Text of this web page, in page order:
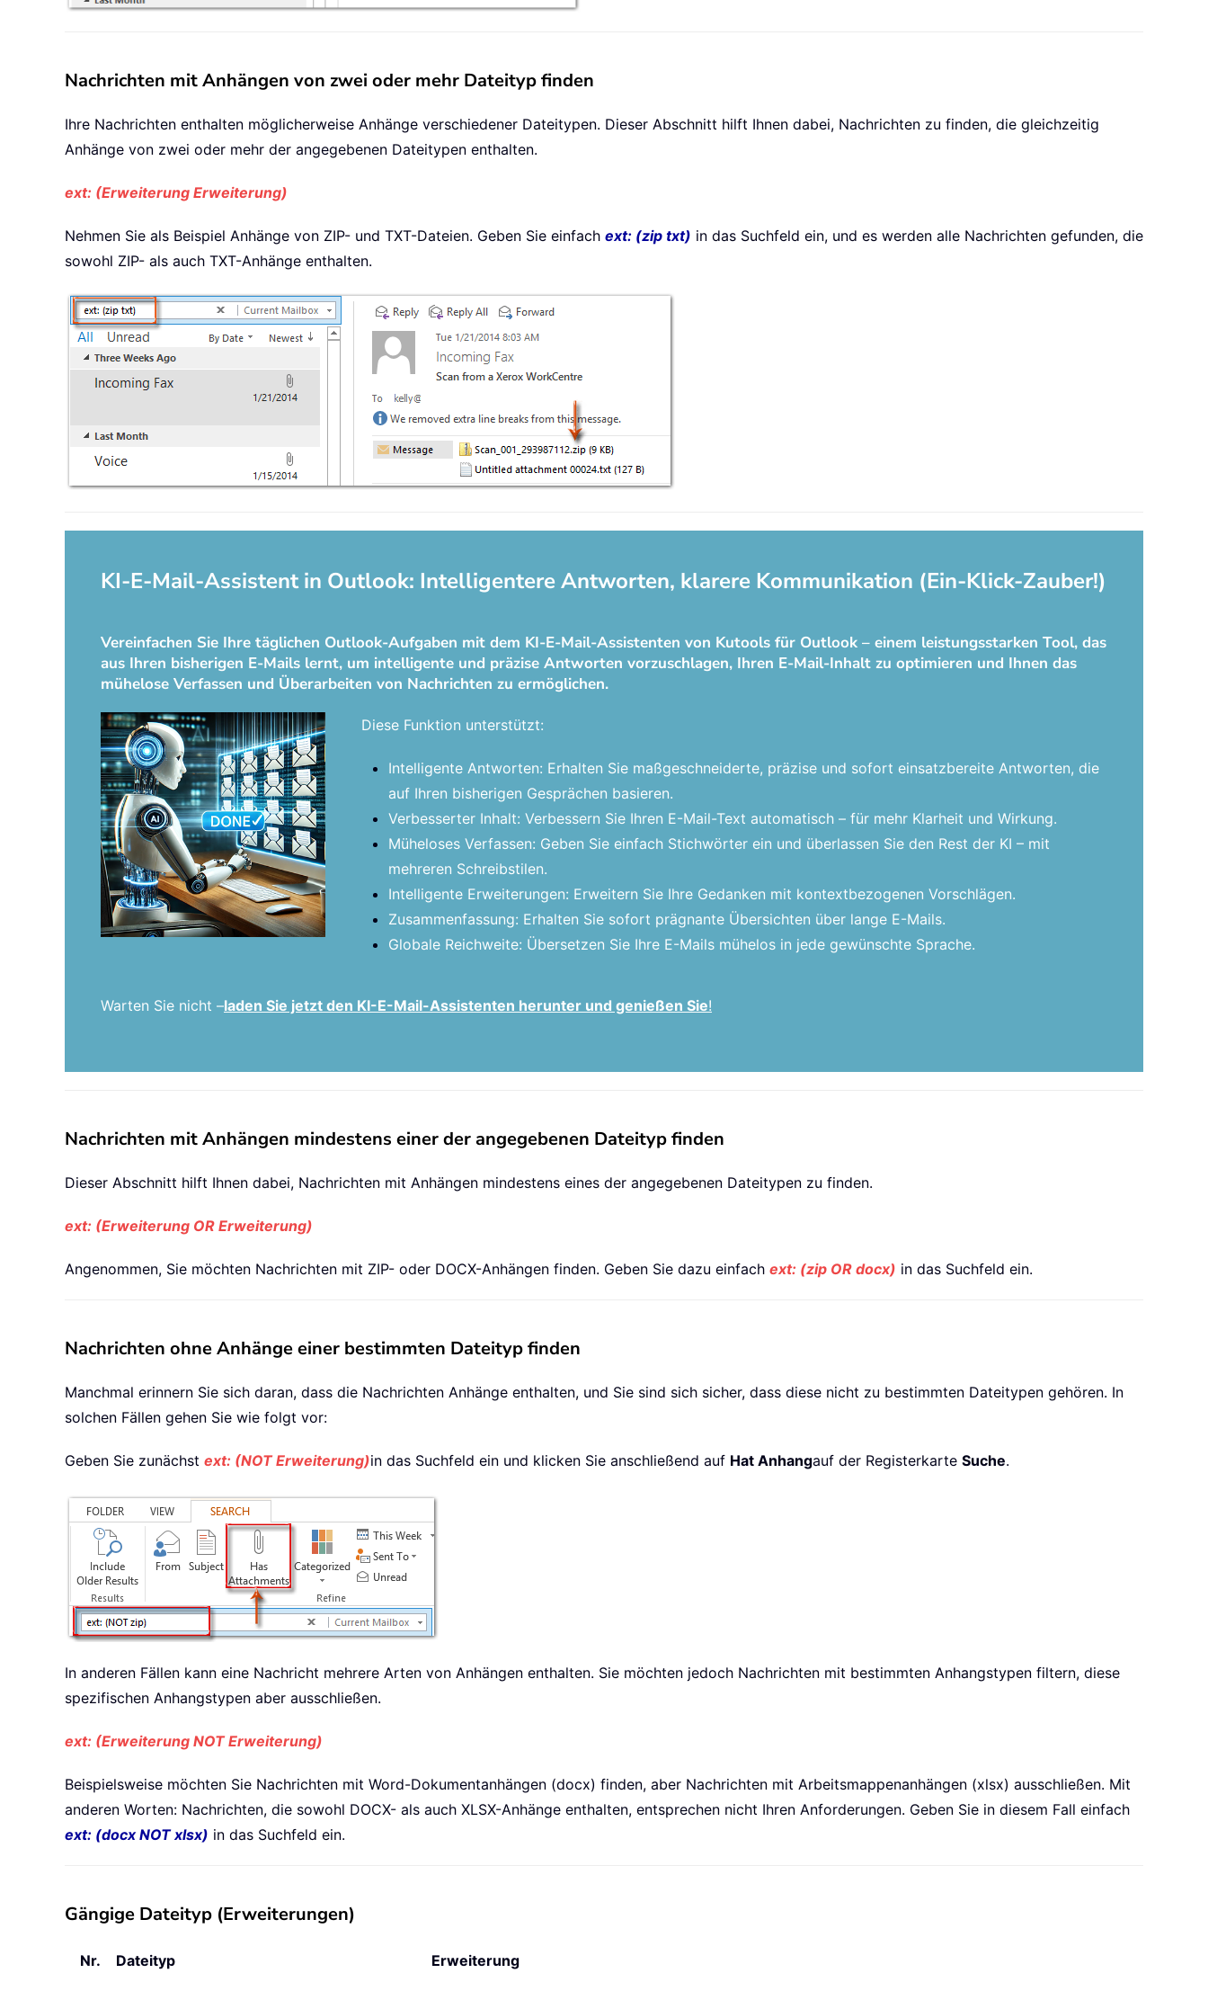
Nachrichten mit Anhängen von zwei oder mehr Dateityp finden
Ihre Nachrichten enthalten möglicherweise Anhänge verschiedener Dateitypen. Dieser Abschnitt hilft Ihnen dabei, Nachrichten zu finden, die gleichzeitig
Anhänge von zwei oder mehr der angegebenen Dateitypen enthalten.
ext: (Erweiterung Erweiterung)
Nehmen Sie als Beispiel Anhänge von ZIP- und TXT-Dateien. Geben Sie einfach ext: (zip txt) in das Suchfeld ein, und es werden alle Nachrichten gefunden, die
sowohl ZIP- als auch TXT-Anhänge enthalten.
KI-E-Mail-Assistent in Outlook: Intelligentere Antworten, klarere Kommunikation (Ein-Klick-Zauber!)
Vereinfachen Sie Ihre täglichen Outlook-Aufgaben mit dem KI-E-Mail-Assistenten von Kutools für Outlook – einem leistungsstarken Tool, das
aus Ihren bisherigen E-Mails lernt, um intelligente und präzise Antworten vorzuschlagen, Ihren E-Mail-Inhalt zu optimieren und Ihnen das
mühelose Verfassen und Überarbeiten von Nachrichten zu ermöglichen.
Diese Funktion unterstützt:
Intelligente Antworten: Erhalten Sie maßgeschneiderte, präzise und sofort einsatzbereite Antworten, die
auf Ihren bisherigen Gesprächen basieren.
Verbesserter Inhalt: Verbessern Sie Ihren E-Mail-Text automatisch – für mehr Klarheit und Wirkung.
Müheloses Verfassen: Geben Sie einfach Stichwörter ein und überlassen Sie den Rest der KI – mit
mehreren Schreibstilen.
Intelligente Erweiterungen: Erweitern Sie Ihre Gedanken mit kontextbezogenen Vorschlägen.
Zusammenfassung: Erhalten Sie sofort prägnante Übersichten über lange E-Mails.
Globale Reichweite: Übersetzen Sie Ihre E-Mails mühelos in jede gewünschte Sprache.
Warten Sie nicht –laden Sie jetzt den KI-E-Mail-Assistenten herunter und genießen Sie!
Nachrichten mit Anhängen mindestens einer der angegebenen Dateityp finden
Dieser Abschnitt hilft Ihnen dabei, Nachrichten mit Anhängen mindestens eines der angegebenen Dateitypen zu finden.
ext: (Erweiterung OR Erweiterung)
Angenommen, Sie möchten Nachrichten mit ZIP- oder DOCX-Anhängen finden. Geben Sie dazu einfach ext: (zip OR docx) in das Suchfeld ein.
Nachrichten ohne Anhänge einer bestimmten Dateityp finden
Manchmal erinnern Sie sich daran, dass die Nachrichten Anhänge enthalten, und Sie sind sich sicher, dass diese nicht zu bestimmten Dateitypen gehören. In
solchen Fällen gehen Sie wie folgt vor:
Geben Sie zunächst ext: (NOT Erweiterung)in das Suchfeld ein und klicken Sie anschließend auf Hat Anhangauf der Registerkarte Suche.
In anderen Fällen kann eine Nachricht mehrere Arten von Anhängen enthalten. Sie möchten jedoch Nachrichten mit bestimmten Anhangstypen filtern, diese
spezifischen Anhangstypen aber ausschließen.
ext: (Erweiterung NOT Erweiterung)
Beispielsweise möchten Sie Nachrichten mit Word-Dokumentanhängen (docx) finden, aber Nachrichten mit Arbeitsmappenanhängen (xlsx) ausschließen. Mit
anderen Worten: Nachrichten, die sowohl DOCX- als auch XLSX-Anhänge enthalten, entsprechen nicht Ihren Anforderungen. Geben Sie in diesem Fall einfach
ext: (docx NOT xlsx) in das Suchfeld ein.
Gängige Dateityp (Erweiterungen)
Nr. Dateityp Erweiterung